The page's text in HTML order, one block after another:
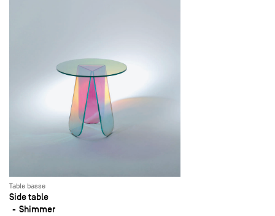
Table basse
Side table
Shimmer